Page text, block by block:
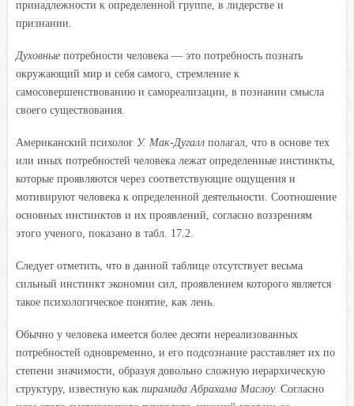
принадлежности к определенной группе, в лидерстве и
признании.
Духовные потребности человека — это потребность познать
окружающий мир и себя самого, стремление к
самосовершенствованию и самореализации, в познании смысла
своего существования.
Американский психолог У. Мак-Дугалл полагал, что в основе тех
или иных потребностей человека лежат определенные инстинкты,
которые проявляются через соответствующие ощущения и
мотивируют человека к определенной деятельности. Соотношение
основных инстинктов и их проявлений, согласно воззрениям
этого ученого, показано в табл. 17.2.
Следует отметить, что в данной таблице отсутствует весьма
сильный инстинкт экономии сил, проявлением которого является
такое психологическое понятие, как лень.
Обычно у человека имеется более десяти нереализованных
потребностей одновременно, и его подсознание расставляет их по
степени значимости, образуя довольно сложную иерархическую
структуру, известную как пирамида Абрахама Маслоу. Согласно